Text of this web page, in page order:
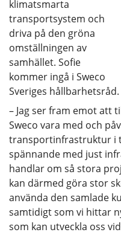
klimatsmarta
transportsystem och
driva på den gröna
omställningen av
samhället. Sofie
kommer ingå i Sweco
Sveriges hållbarhetsråd.
– Jag ser fram emot att
Sweco vara med och
transportinfrastruktur i
spännande med just
handlar om så stora
kan därmed göra stor
använda den samlade
samtidigt som vi hittar
som kan utveckla oss